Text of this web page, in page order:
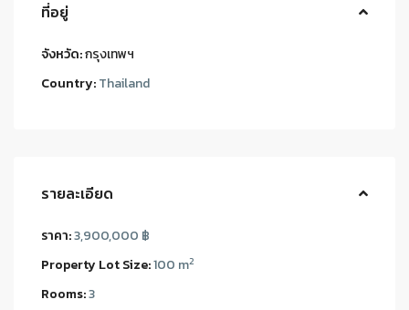
ที่อยู่
จังหวัด:กรุงเทพฯ
Country:Thailand
รายละเอียด
ราคา:3,900,000 ฿
Property Lot Size:100 m2
Rooms:3